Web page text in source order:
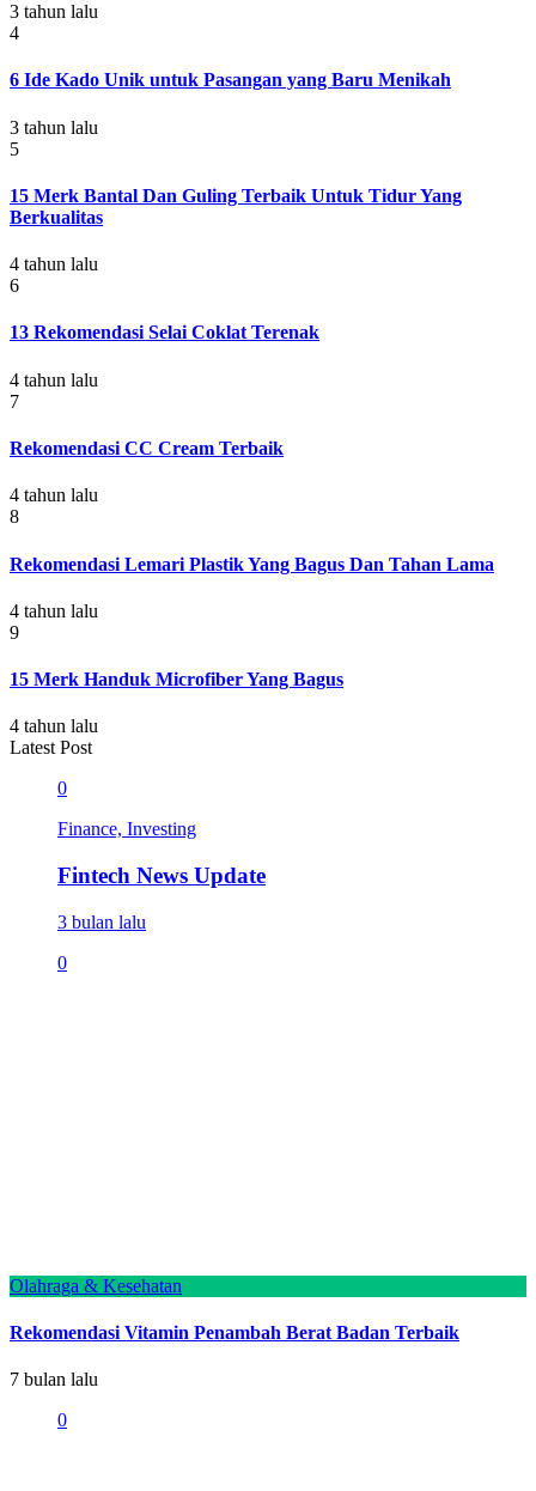
3 tahun lalu
4
6 Ide Kado Unik untuk Pasangan yang Baru Menikah
3 tahun lalu
5
15 Merk Bantal Dan Guling Terbaik Untuk Tidur Yang
Berkualitas
4 tahun lalu
6
13 Rekomendasi Selai Coklat Terenak
4 tahun lalu
7
Rekomendasi CC Cream Terbaik
4 tahun lalu
8
Rekomendasi Lemari Plastik Yang Bagus Dan Tahan Lama
4 tahun lalu
9
15 Merk Handuk Microfiber Yang Bagus
4 tahun lalu
Latest Post
0
Finance, Investing
Fintech News Update
3 bulan lalu
0
Olahraga & Kesehatan
Rekomendasi Vitamin Penambah Berat Badan Terbaik
7 bulan lalu
0